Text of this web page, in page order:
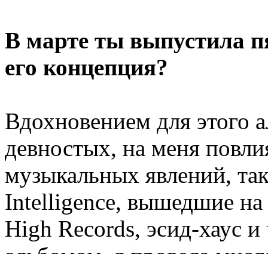
В марте ты выпустила
его концепция?
Вдохновением для этого
девностых, на меня
музыкальных явлений,
Intelligence, вышедшие на
High Records, эсид-хаус